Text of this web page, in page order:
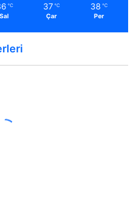
℃
Sal
37 ℃
Çar
38 ℃
Per